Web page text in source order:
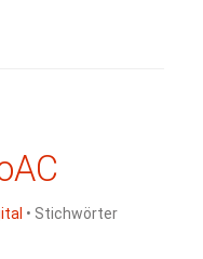
• Stichwörter